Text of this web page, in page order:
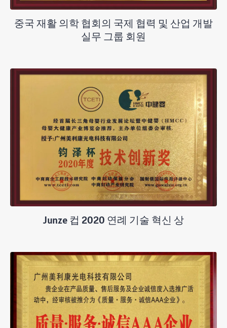
중국 재활 의학 협회의 국제 협력 및 산업 개발
실무 그룹 회원
Junze 컵 2020 연례 기술 혁신 상